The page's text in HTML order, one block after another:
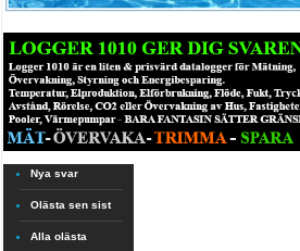
Nya svar
Olästa sen sist
Alla olästa